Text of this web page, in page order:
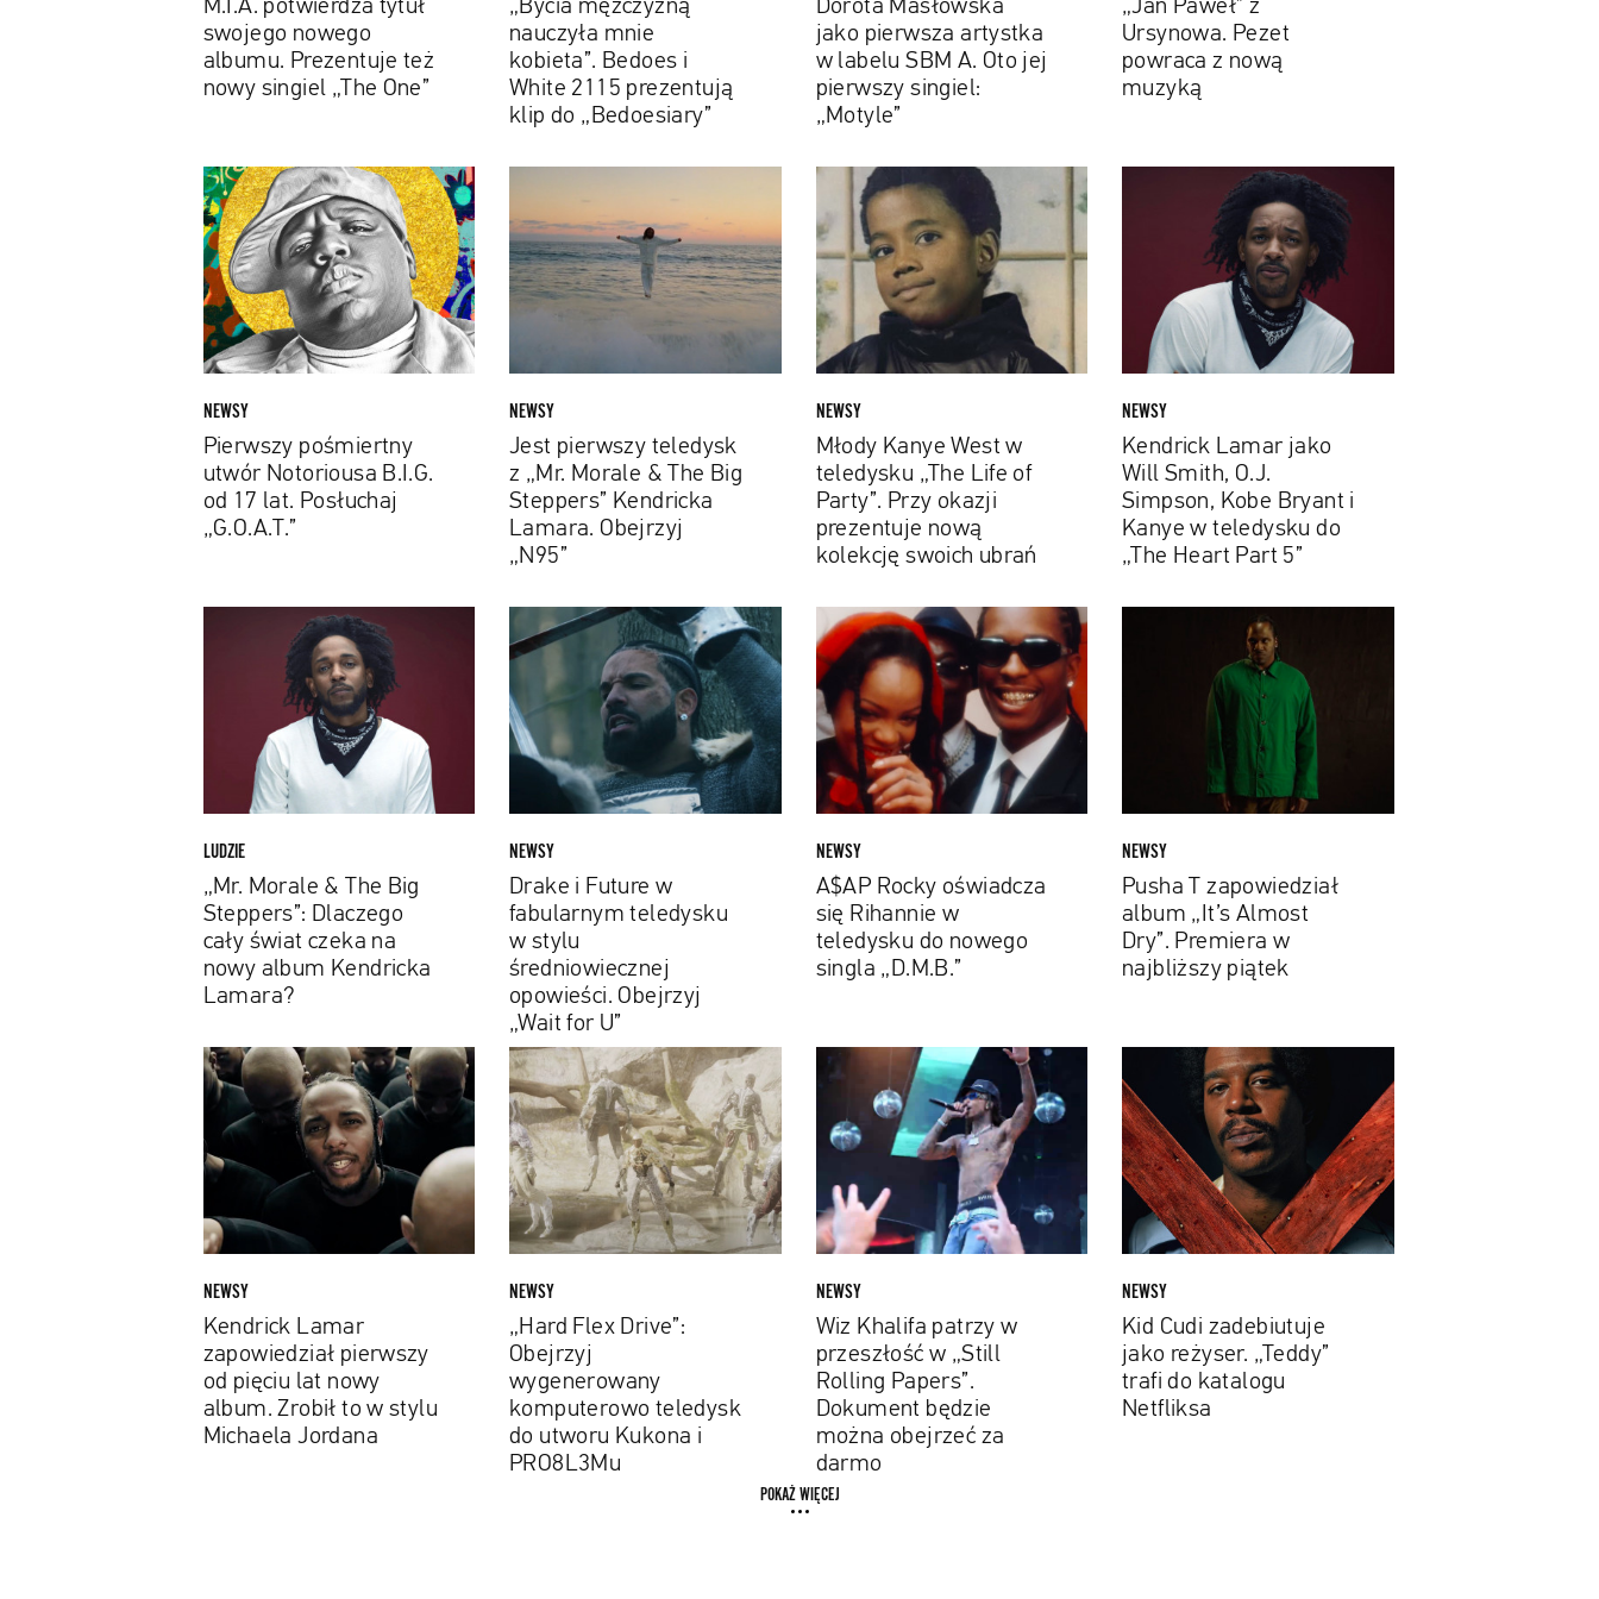
„The
One”
M.I.A. potwierdza tytuł
swojego nowego
albumu. Prezentuje też
nowy singiel „The One”
klip
do
„Bedoesiary”
„Bycia mężczyzną
nauczyła mnie
kobieta”. Bedoes i
White 2115 prezentują
klip do „Bedoesiary”
jej
pierwszy
singiel:
„Motyle”
Dorota Masłowska
jako pierwsza artystka
w labelu SBM A. Oto jej
pierwszy singiel:
„Motyle”
„Jan Paweł” z
Ursynowa. Pezet
powraca z nową
muzyką
Pierwszy
pośmiertny
utwór
Notoriousa
B.I.G.
od
17
lat.
Posłuchaj
„G.O.A.T.”
NEWSY
Pierwszy pośmiertny
utwór Notoriousa B.I.G.
od 17 lat. Posłuchaj
„G.O.A.T.”
teledysk
z
„Mr.
The
Big
Steppers”
Kendricka
Lamara.
Obejrzyj
„N95”
NEWSY
Jest pierwszy teledysk
z „Mr. Morale & The Big
Steppers” Kendricka
Lamara. Obejrzyj
„N95”
Młody
West
w
teledysku
„The
Life
of
Party”.
Przy
okazji
prezentuje
nową
kolekcję
ubrań
NEWSY
Młody Kanye West w
teledysku „The Life of
Party”. Przy okazji
prezentuje nową
kolekcję swoich ubrań
Simpson,
Kobe
Bryant
i
Kanye
w
teledysku
do
Heart
NEWSY
Kendrick Lamar jako
Will Smith, O.J.
Simpson, Kobe Bryant i
Kanye w teledysku do
„The Heart Part 5”
Steppers”:
cały
świat
czeka
na
nowy
album
Kendricka
LUDZIE
„Mr. Morale & The Big
Steppers”: Dlaczego
cały świat czeka na
nowy album Kendricka
Lamara?
Drake
i
w
fabularnym
teledysku
stylu
średniowiecznej
opowieści.
Obejrzyj
„Wait
for
U”
NEWSY
Drake i Future w
fabularnym teledysku
w stylu
średniowiecznej
opowieści. Obejrzyj
„Wait for U”
A$AP
Rocky
oświadcza
się
Rihannie
teledysku
do
nowego
singla
„D.M.B.”
NEWSY
A$AP Rocky oświadcza
się Rihannie w
teledysku do nowego
singla „D.M.B.”
Premiera
w
najbliższy
piątek
NEWSY
Pusha T zapowiedział
album „It’s Almost
Dry”. Premiera w
najbliższy piątek
Kendrick
Lamar
zapowiedział
pierwszy
od
lat
nowy
album.
Zrobił
to
w
stylu
Michaela
NEWSY
Kendrick Lamar
zapowiedział pierwszy
od pięciu lat nowy
album. Zrobił to w stylu
Michaela Jordana
„Hard
Flex
Drive”:
Obejrzyj
wygenerowany
komputerowo
teledysk
do
utworu
Kukona
i
PRO8L3Mu
NEWSY
„Hard Flex Drive”:
Obejrzyj
wygenerowany
komputerowo teledysk
do utworu Kukona i
PRO8L3Mu
Wiz
patrzy
„Still
Rolling
Papers”.
Dokument
będzie
można
obejrzeć
za
darmo
NEWSY
Wiz Khalifa patrzy w
przeszłość w „Still
Rolling Papers”.
Dokument będzie
można obejrzeć za
darmo
Cudi
zadebiutuje
jako
reżyser.
„Teddy”
trafi
do
katalogu
Netfliksa
NEWSY
Kid Cudi zadebiutuje
jako reżyser. „Teddy”
trafi do katalogu
Netfliksa
POKAŻ WIĘCEJ